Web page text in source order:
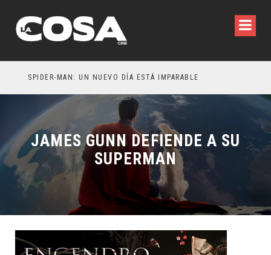
SPIDER-MAN: UN NUEVO DÍA ESTÁ IMPARABLE
JAMES GUNN DEFIENDE A SU
SUPERMAN